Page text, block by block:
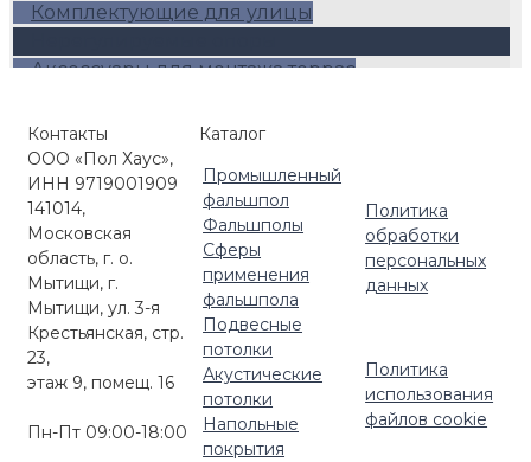
Комплектующие для улицы
Аксессуары для монтажа террас
Лаги
Негорючие металлические опоры
Регулируемые опоры
Контакты
ООО «Пол Хаус»,
ИНН 9719001909
141014,
Московская
область, г. о.
Мытищи, г.
Мытищи, ул. 3-я
Крестьянская, стр.
23,
этаж 9, помещ. 16
Пн-Пт 09:00-18:00
Каталог
Промышленный
фальшпол
Фальшполы
Сферы
применения
фальшпола
Подвесные
потолки
Акустические
потолки
Напольные
покрытия
Политика
обработки
персональных
данных
Политика
использования
файлов cookie